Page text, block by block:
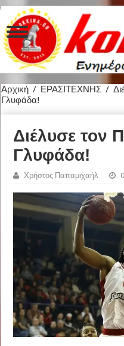
Αρχική / ΕΡΑΣΙΤΕΧΝΗΣ /
Γλυφάδα!
Διέλυσε τον
Γλυφάδα!
Χρήστος Παπαμιχαήλ